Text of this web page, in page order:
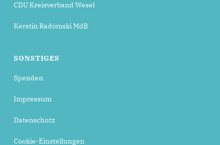
CDU Kreisverband Wesel
Kerstin Radomski MdB
SONSTIGES
Spenden
Impressum
Datenschutz
Cookie-Einstellungen